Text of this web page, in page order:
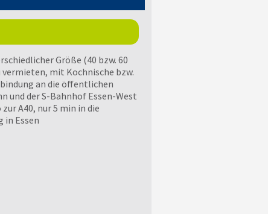
Größe (40 bzw. 60
mit Kochnische bzw.
an die öffentlichen
und der S-Bahnhof Essen-West
A40, nur 5 min in die
in Essen